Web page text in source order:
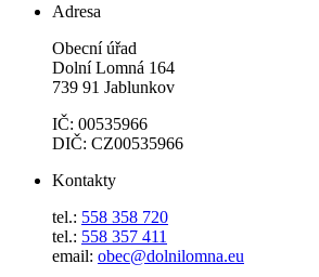
Adresa
Obecní úřad
Dolní Lomná 164
739 91 Jablunkov
IČ: 00535966
DIČ: CZ00535966
Kontakty
tel.: 558 358 720
tel.: 558 357 411
email: obec@dolnilomna.eu